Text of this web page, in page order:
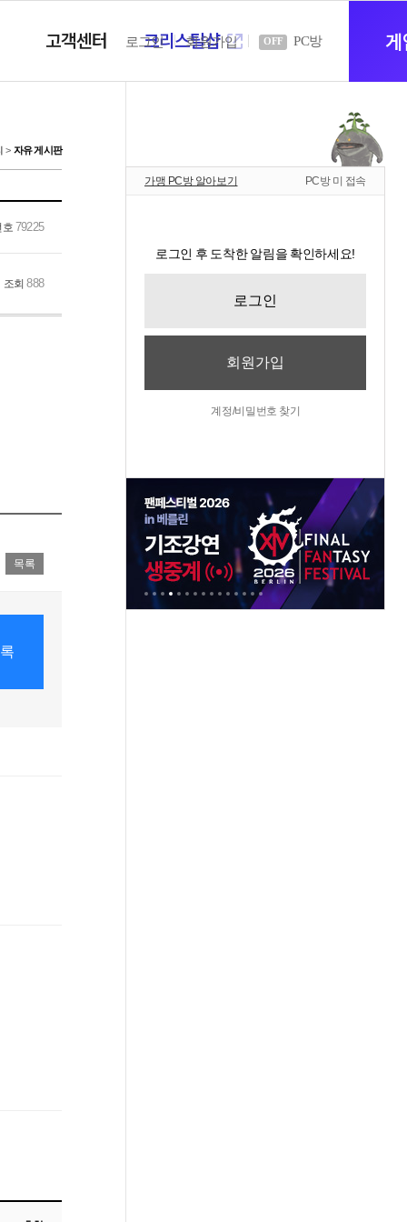
고객센터 크리스탈샵새
로그인 회원가입 OFF PC방
자유 게시판
호79225
조회 888
가맹 PC방 알아보기 PC방 미 접속
로그인 후 도착한 알림을 확인하세요!
로그인
회원가입
계정/비밀번호 찾기